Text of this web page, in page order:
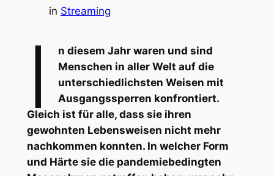
in Streaming
I
n diesem Jahr waren und sind
Menschen in aller Welt auf die
unterschiedlichsten Weisen mit
Ausgangssperren konfrontiert.
Gleich ist für alle, dass sie ihren
gewohnten Lebensweisen nicht mehr
nachkommen konnten. In welcher Form
und Härte sie die pandemiebedingten